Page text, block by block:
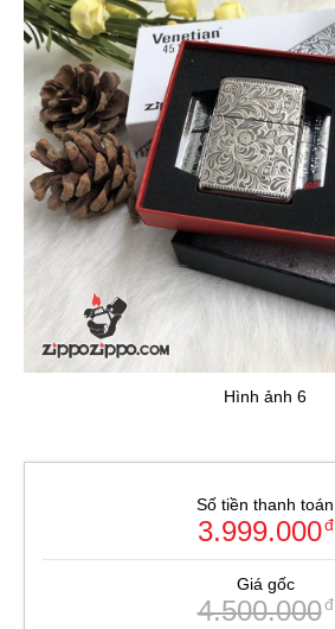
Hình ảnh 6
Số tiền thanh toán
3.999.000đ
Giá gốc
4.500.000đ